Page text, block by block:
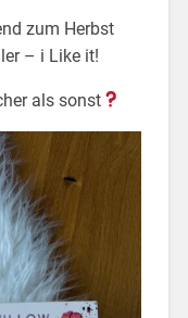
zum Herbst
– i Like it!
als sonst